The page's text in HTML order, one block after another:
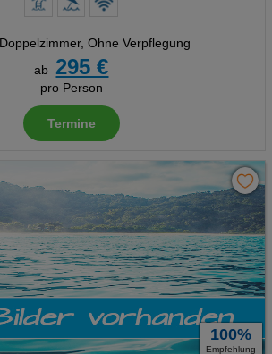
Doppelzimmer, Ohne Verpflegung
ab
295 €
pro Person
Termine
100%
Empfehlung